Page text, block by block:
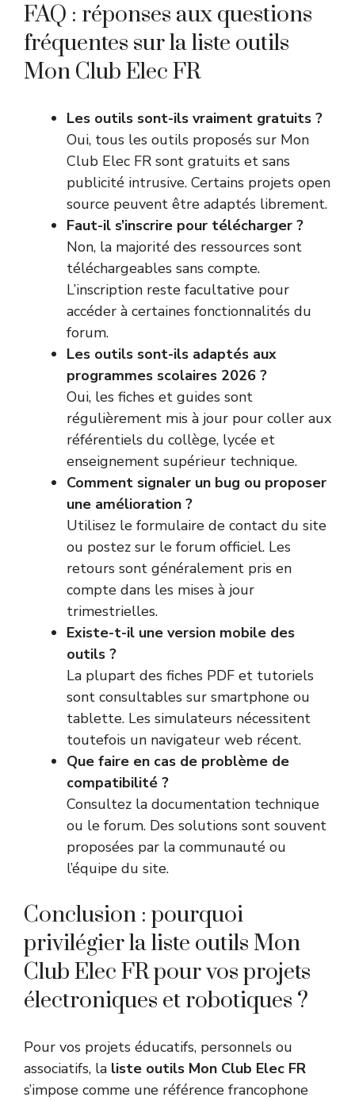
FAQ : réponses aux questions
fréquentes sur la liste outils
Mon Club Elec FR
Les outils sont-ils vraiment gratuits ?
Oui, tous les outils proposés sur Mon
Club Elec FR sont gratuits et sans
publicité intrusive. Certains projets open
source peuvent être adaptés librement.
Faut-il s’inscrire pour télécharger ?
Non, la majorité des ressources sont
téléchargeables sans compte.
L’inscription reste facultative pour
accéder à certaines fonctionnalités du
forum.
Les outils sont-ils adaptés aux
programmes scolaires 2026 ?
Oui, les fiches et guides sont
régulièrement mis à jour pour coller aux
référentiels du collège, lycée et
enseignement supérieur technique.
Comment signaler un bug ou proposer
une amélioration ?
Utilisez le formulaire de contact du site
ou postez sur le forum officiel. Les
retours sont généralement pris en
compte dans les mises à jour
trimestrielles.
Existe-t-il une version mobile des
outils ?
La plupart des fiches PDF et tutoriels
sont consultables sur smartphone ou
tablette. Les simulateurs nécessitent
toutefois un navigateur web récent.
Que faire en cas de problème de
compatibilité ?
Consultez la documentation technique
ou le forum. Des solutions sont souvent
proposées par la communauté ou
l’équipe du site.
Conclusion : pourquoi
privilégier la liste outils Mon
Club Elec FR pour vos projets
électroniques et robotiques ?
Pour vos projets éducatifs, personnels ou
associatifs, la liste outils Mon Club Elec FR
s’impose comme une référence francophone